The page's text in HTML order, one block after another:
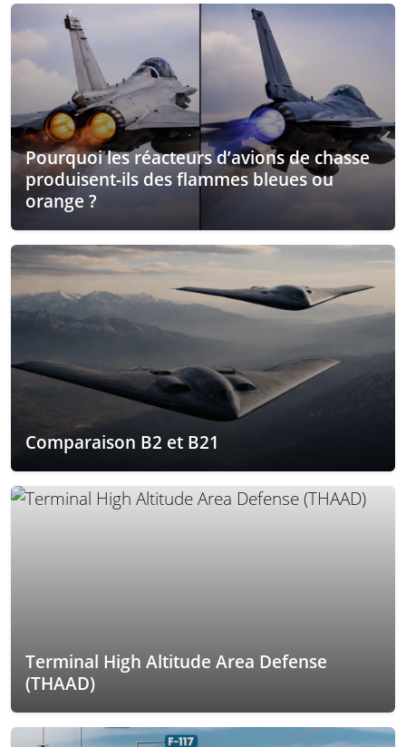
Pourquoi les réacteurs d’avions de chasse
produisent-ils des flammes bleues ou
orange ?
Comparaison B2 et B21
Terminal High Altitude Area Defense
(THAAD)